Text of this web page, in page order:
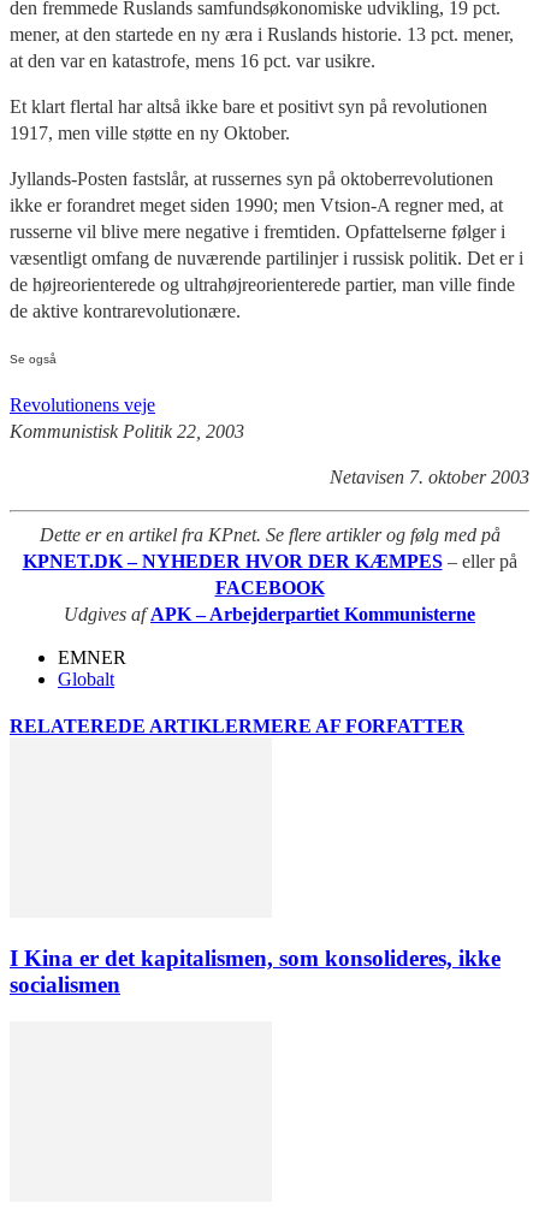
den fremmede Ruslands samfundsøkonomiske udvikling, 19 pct.
mener, at den startede en ny æra i Ruslands historie. 13 pct. mener,
at den var en katastrofe, mens 16 pct. var usikre.
Et klart flertal har altså ikke bare et positivt syn på revolutionen
1917, men ville støtte en ny Oktober.
Jyllands-Posten fastslår, at russernes syn på oktoberrevolutionen
ikke er forandret meget siden 1990; men Vtsion-A regner med, at
russerne vil blive mere negative i fremtiden. Opfattelserne følger i
væsentligt omfang de nuværende partilinjer i russisk politik. Det er i
de højreorienterede og ultrahøjreorienterede partier, man ville finde
de aktive kontrarevolutionære.
Se også
Revolutionens veje
Kommunistisk Politik 22, 2003
Netavisen 7. oktober 2003
Dette er en artikel fra KPnet. Se flere artikler og følg med på
KPNET.DK – NYHEDER HVOR DER KÆMPES – eller på
FACEBOOK
Udgives afAPK – Arbejderpartiet Kommunisterne
EMNER
Globalt
RELATEREDE ARTIKLERMERE AF FORFATTER
I Kina er det kapitalismen, som konsolideres, ikke
socialismen